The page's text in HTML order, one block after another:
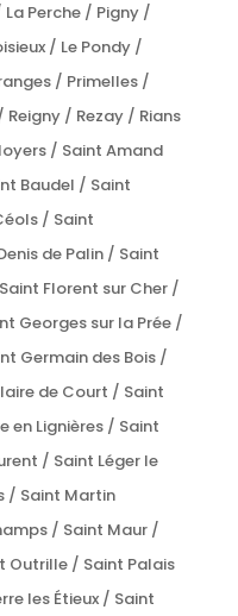
Perche / Pigny /
/ Le Pondy /
/ Primelles /
/ Rezay / Rians
/ Saint Amand
Baudel / Saint
/ Saint
de Palin / Saint
Florent sur Cher /
Georges sur la Prée /
Germain des Bois /
de Court / Saint
en Lignières / Saint
/ Saint Léger le
/ Saint Martin
/ Saint Maur /
Outrille / Saint Palais
les Étieux / Saint